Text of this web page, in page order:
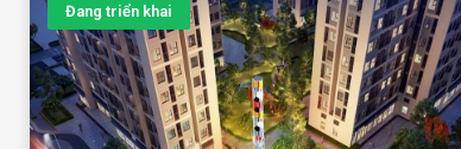
Đang triển khai